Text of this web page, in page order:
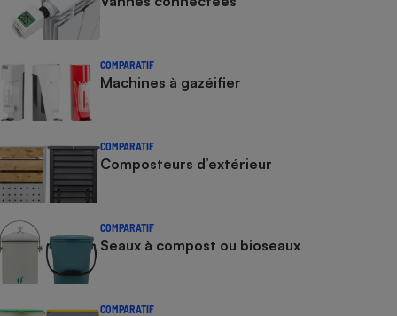
COMPARATIF
Machines à gazéifier
COMPARATIF
Composteurs d’extérieur
COMPARATIF
Seaux à compost ou bioseaux
COMPARATIF